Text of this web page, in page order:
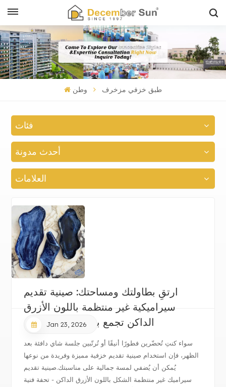
وطن طبق خزفي مزخرف
فئات
أحدث مدونة
العلامات
ارتقِ بطاولتك ومساحتك: صينية تقديم
سيراميكية غير منتظمة باللون الأزرق
الداكن تجمع بين الفن والوظيفة
Jan 23, 2026
سواء كنتِ تُحضّرين فطورًا أنيقًا أو تُرتّبين جلسة شاي دافئة بعد
الظهر، فإن استخدام صينية تقديم خزفية مميزة وفريدة من نوعها
يُمكن أن يُضفي لمسة جمالية على مناسبتك.صينية تقديم
سيراميك غير منتظمة الشكل باللون الأزرق الداكن - تحفة فنية